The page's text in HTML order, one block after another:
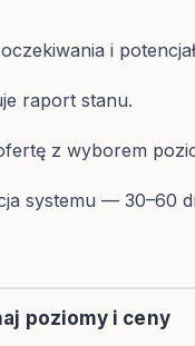
i
raport stanu.
z wyborem
systemu — 30–60
poziomy i ceny